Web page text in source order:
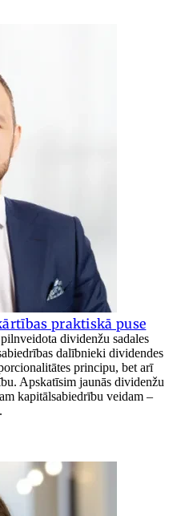
praktiskā puse
dividenžu sadales
dalībnieki dividendes
principu, bet arī
Apskatīsim jaunās dividenžu
kapitālsabiedrību veidam –